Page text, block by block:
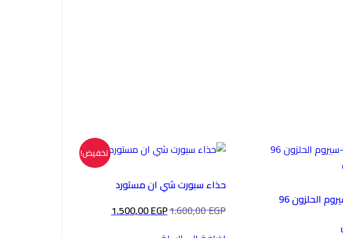
كوسركس-سيروم الحلزون 96
تخفيض!
حذاء سبورت شي ان مستورد
1.600,00EGP السعر
الأصلي
هو:
1.500,00EGP
الحالي